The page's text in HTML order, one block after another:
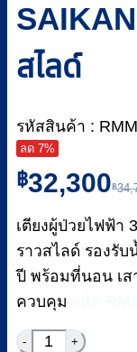
สไลด์
รหัสสินค้า :
ลด 7%
฿
Original
price
was:
฿34,700.
฿32,300
Current
price
is:
฿32,300.
เตียงผู้ป่วยไฟฟ้า
ราวสไลด์ รองรั
ปี พร้อมที่นอน เส
ควบคุม
จำนวน เตียงผู้ป่ว